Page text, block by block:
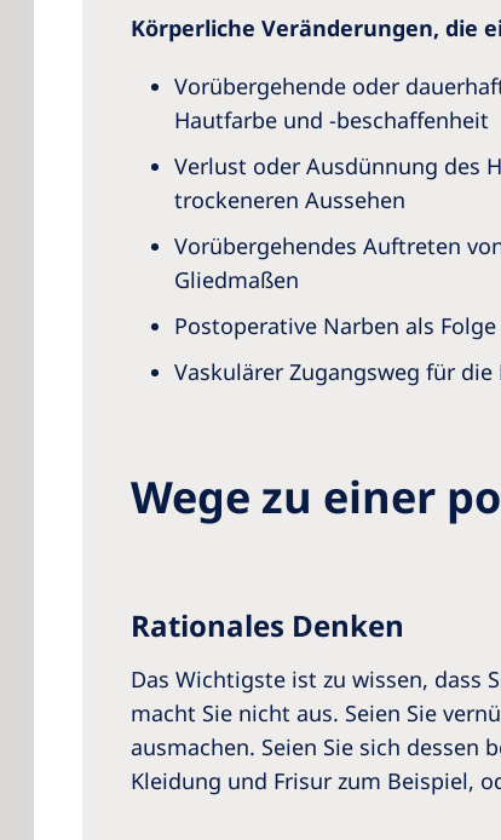
Körperliche Veränderungen, die
Vorübergehende oder
Hautfarbe und -beschaffenheit
Verlust oder Ausdünnung des
trockeneren Aussehen
Vorübergehendes Auftreten
Gliedmaßen
Postoperative Narben als
Vaskulärer Zugangsweg für
Wege zu einer
Rationales Denken
Das Wichtigste ist zu wissen, dass
macht Sie nicht aus. Seien Sie
ausmachen. Seien Sie sich
Kleidung und Frisur zum Beispiel,